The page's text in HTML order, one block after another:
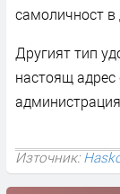
самоличност в
Другият тип
настоящ адрес
Източник: